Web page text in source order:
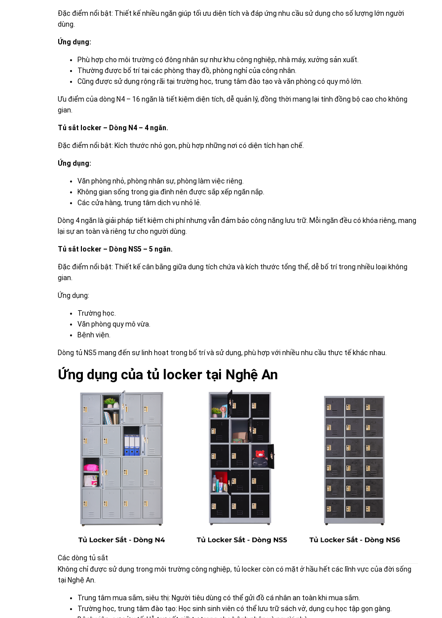
Đặc điểm nổi bật: Thiết kế nhiều ngăn giúp tối ưu diện tích và đáp ứng nhu cầu sử dụng cho số lượng lớn người
dùng.
Ứng dụng:
Phù hợp cho môi trường có đông nhân sự như khu công nghiệp, nhà máy, xưởng sản xuất.
Thường được bố trí tại các phòng thay đồ, phòng nghỉ của công nhân.
Cũng được sử dụng rộng rãi tại trường học, trung tâm đào tạo và văn phòng có quy mô lớn.
Ưu điểm của dòng N4 – 16 ngăn là tiết kiệm diện tích, dễ quản lý, đồng thời mang lại tính đồng bộ cao cho không
gian.
Tủ sắt locker – Dòng N4 – 4 ngăn.
Đặc điểm nổi bật: Kích thước nhỏ gọn, phù hợp những nơi có diện tích hạn chế.
Ứng dụng:
Văn phòng nhỏ, phòng nhân sự, phòng làm việc riêng.
Không gian sống trong gia đình nên được sắp xếp ngăn nắp.
Các cửa hàng, trung tâm dịch vụ nhỏ lẻ.
Dòng 4 ngăn là giải pháp tiết kiệm chi phí nhưng vẫn đảm bảo công năng lưu trữ. Mỗi ngăn đều có khóa riêng, mang
lại sự an toàn và riêng tư cho người dùng.
Tủ sắt locker – Dòng NS5 – 5 ngăn.
Đặc điểm nổi bật: Thiết kế cân bằng giữa dung tích chứa và kích thước tổng thể, dễ bố trí trong nhiều loại không
gian.
Ứng dụng:
Trường học.
Văn phòng quy mô vừa.
Bệnh viện.
Dòng tủ NS5 mang đến sự linh hoạt trong bố trí và sử dụng, phù hợp với nhiều nhu cầu thực tế khác nhau.
Ứng dụng của tủ locker tại Nghệ An
Các dòng tủ sắt
Không chỉ được sử dụng trong môi trường công nghiệp, tủ locker còn có mặt ở hầu hết các lĩnh vực của đời sống
tại Nghệ An.
Trung tâm mua sắm, siêu thị: Người tiêu dùng có thể gửi đồ cá nhân an toàn khi mua sắm.
Trường học, trung tâm đào tạo: Học sinh sinh viên có thể lưu trữ sách vở, dụng cụ học tập gọn gàng.